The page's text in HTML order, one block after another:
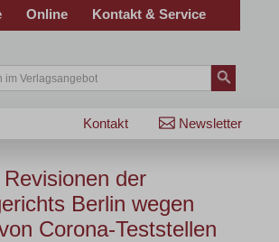
Online Kontakt & Service
Newsletter
Kontakt
der
Berlin wegen
Corona-Teststellen